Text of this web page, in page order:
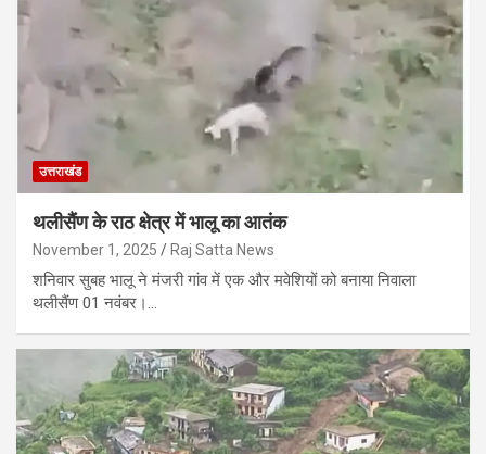
उत्तराखंड
थलीसैंण के राठ क्षेत्र में भालू का आतंक
November 1, 2025 Raj Satta News
शनिवार सुबह भालू ने मंजरी गांव में एक और मवेशियों को बनाया निवाला
थलीसैंण 01 नवंबर।…